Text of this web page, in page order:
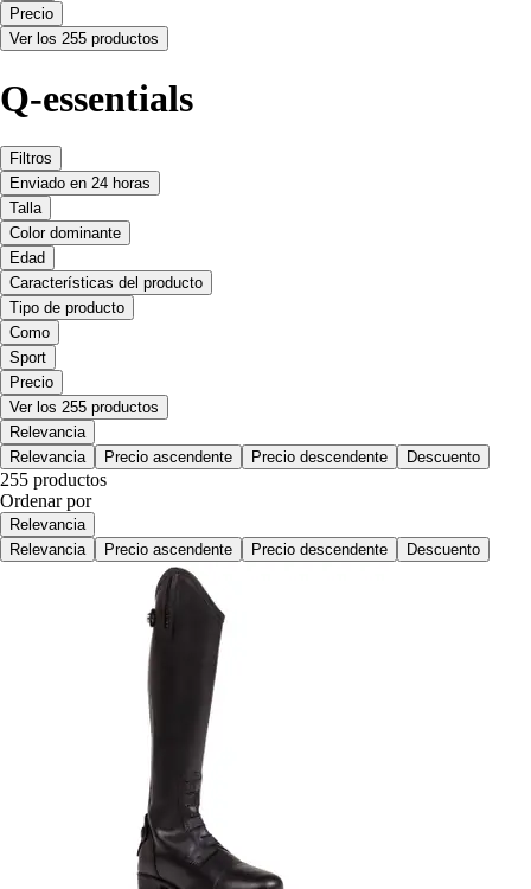
Precio
Ver los 255 productos
Q-essentials
Filtros
Enviado en 24 horas
Talla
Color dominante
Edad
Características del producto
Tipo de producto
Como
Sport
Precio
Ver los 255 productos
Relevancia
Relevancia
Precio ascendente Precio descendente Descuento
255 productos
Ordenar por
Relevancia
Relevancia
Precio ascendente Precio descendente Descuento